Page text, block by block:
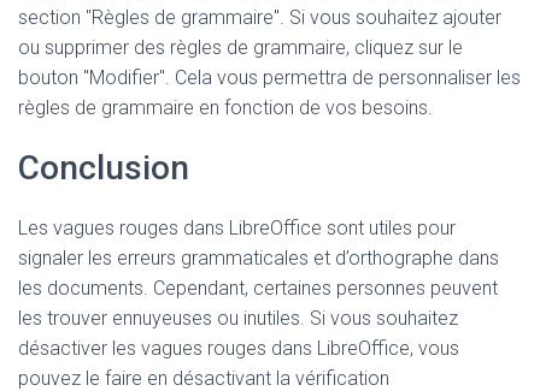
section "Règles de grammaire". Si vous souhaitez ajouter
ou supprimer des règles de grammaire, cliquez sur le
bouton "Modifier". Cela vous permettra de personnaliser les
règles de grammaire en fonction de vos besoins.
Conclusion
Les vagues rouges dans LibreOffice sont utiles pour
signaler les erreurs grammaticales et d’orthographe dans
les documents. Cependant, certaines personnes peuvent
les trouver ennuyeuses ou inutiles. Si vous souhaitez
désactiver les vagues rouges dans LibreOffice, vous
pouvez le faire en désactivant la vérification